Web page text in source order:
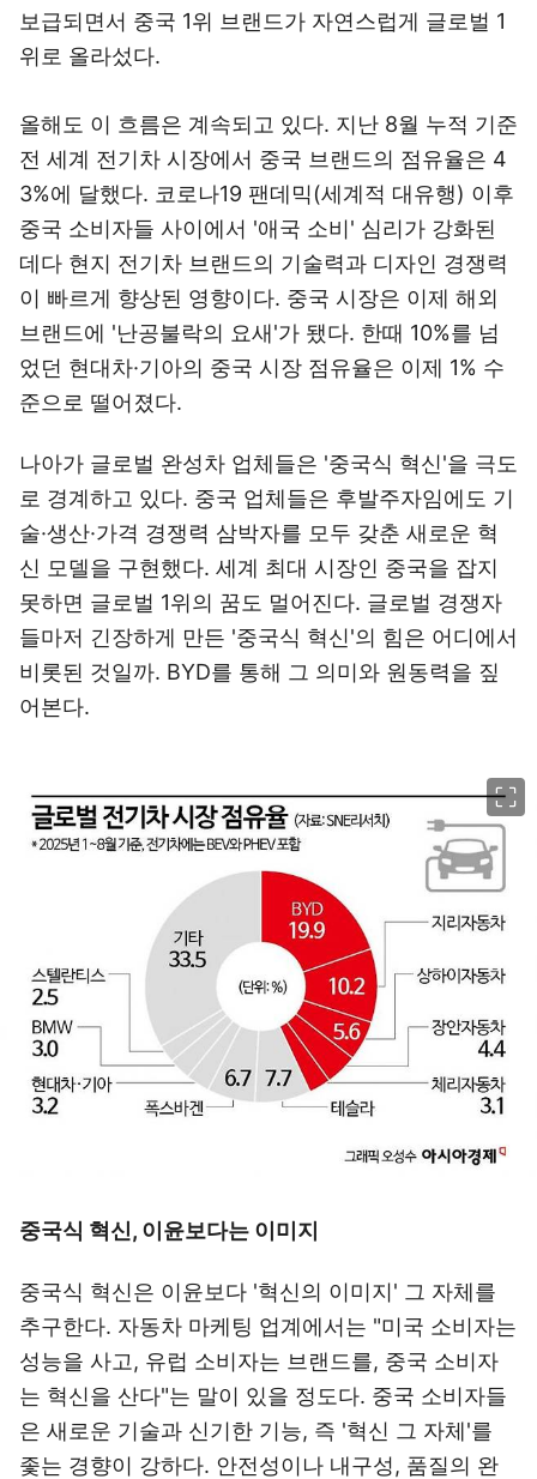
보급되면서 중국 1위 브랜드가 자연스럽게 글로벌 1
위로 올라섰다.
올해도 이 흐름은 계속되고 있다. 지난 8월 누적 기준
전 세계 전기차 시장에서 중국 브랜드의 점유율은 4
3%에 달했다. 코로나19 팬데믹(세계적 대유행) 이후
중국 소비자들 사이에서 '애국 소비' 심리가 강화된
데다 현지 전기차 브랜드의 기술력과 디자인 경쟁력
이 빠르게 향상된 영향이다. 중국 시장은 이제 해외
브랜드에 '난공불락의 요새'가 됐다. 한때 10%를 넘
었던 현대차·기아의 중국 시장 점유율은 이제 1% 수
준으로 떨어졌다.
나아가 글로벌 완성차 업체들은 '중국식 혁신'을 극도
로 경계하고 있다. 중국 업체들은 후발주자임에도 기
술·생산·가격 경쟁력 삼박자를 모두 갖춘 새로운 혁
신 모델을 구현했다. 세계 최대 시장인 중국을 잡지
못하면 글로벌 1위의 꿈도 멀어진다. 글로벌 경쟁자
들마저 긴장하게 만든 '중국식 혁신'의 힘은 어디에서
비롯된 것일까. BYD를 통해 그 의미와 원동력을 짚
어본다.
중국식 혁신, 이윤보다는 이미지
중국식 혁신은 이윤보다 '혁신의 이미지' 그 자체를
추구한다. 자동차 마케팅 업계에서는 "미국 소비자는
성능을 사고, 유럽 소비자는 브랜드를, 중국 소비자
는 혁신을 산다"는 말이 있을 정도다. 중국 소비자들
은 새로운 기술과 신기한 기능, 즉 '혁신 그 자체'를
좇는 경향이 강하다. 안전성이나 내구성, 품질의 완